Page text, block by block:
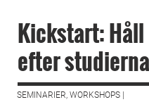
Kickstart:
efter
SEMINARIER, WORKSHOPS |